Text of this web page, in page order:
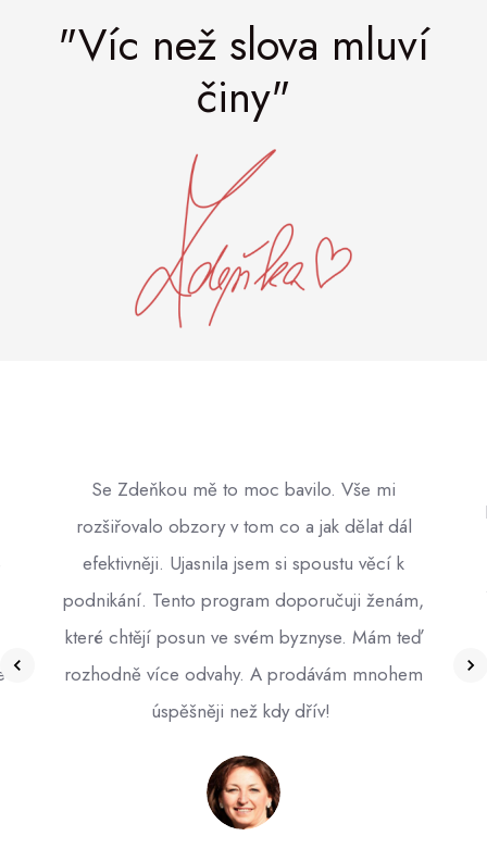
"Víc než slova mluví
činy"
Se Zdeňkou mě to moc bavilo. Vše mi
rozšiřovalo obzory v tom co a jak dělat dál
efektivněji. Ujasnila jsem si spoustu věcí k
podnikání. Tento program doporučuji ženám,
které chtějí posun ve svém byznyse. Mám teď
rozhodně více odvahy. A prodávám mnohem
úspěšněji než kdy dřív!